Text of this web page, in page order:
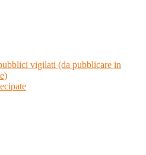
vigilati (da pubblicare in